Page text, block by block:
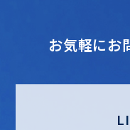
お気軽にお